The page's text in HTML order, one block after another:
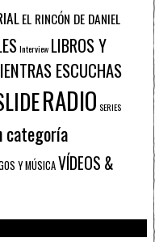
EL RINCÓN DE DANIEL
Interview LIBROS Y
ESCUCHAS
RADIO SERIES
categoría
Y MÚSICAVÍDEOS &